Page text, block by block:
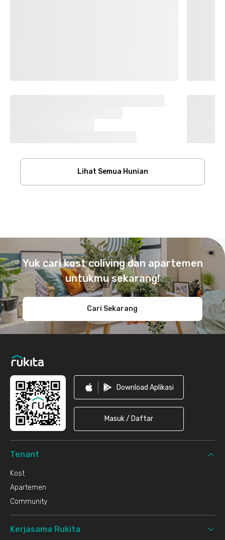
Lihat Semua Hunian
Yuk cari kost coliving dan apartemen
untukmu sekarang!
Cari Sekarang
Download Aplikasi
Masuk / Daftar
Tenant
Kost
Apartemen
Community
Kerjasama Rukita